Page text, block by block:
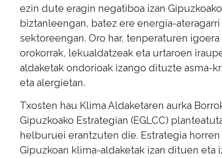
ezin dute eragin negatiboa izan Gipuzkoako
biztanleengan, batez ere energia-
sektoreengan. Oro har, tenperaturen igoera
orokorrak, lekualdatzeak eta urtaroen
aldaketak ondorioak izango dituzte asma-
eta alergietan.
Txosten hau Klima Aldaketaren aurka
Gipuzkoako Estrategian (EGLCC)
helburuei erantzuten die. Estrategia horren
Gipuzkoan klima-aldaketak izan dituen eta